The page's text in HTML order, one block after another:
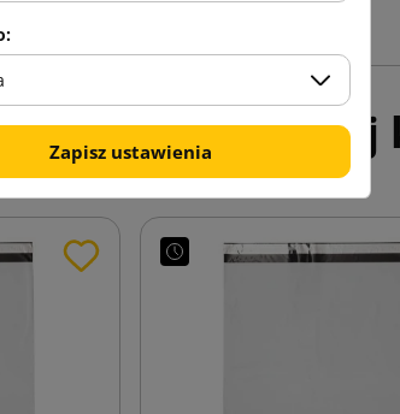
w tej samej
Zapisz ustawienia